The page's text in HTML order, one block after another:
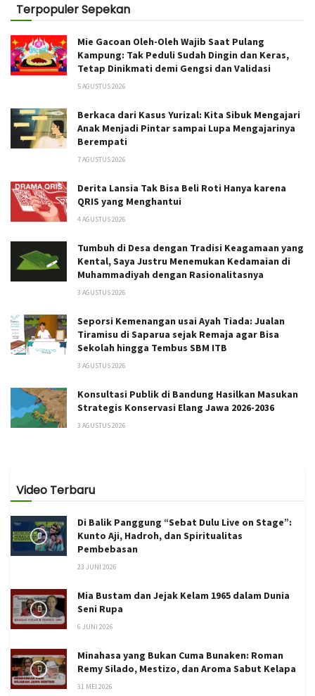
Terpopuler Sepekan
Mie Gacoan Oleh-Oleh Wajib Saat Pulang
Kampung: Tak Peduli Sudah Dingin dan Keras,
Tetap Dinikmati demi Gengsi dan Validasi
5 AGUSTUS 2026
Berkaca dari Kasus Yurizal: Kita Sibuk Mengajari
Anak Menjadi Pintar sampai Lupa Mengajarinya
Berempati
7 AGUSTUS 2026
Derita Lansia Tak Bisa Beli Roti Hanya karena
QRIS yang Menghantui
4 AGUSTUS 2026
Tumbuh di Desa dengan Tradisi Keagamaan yang
Kental, Saya Justru Menemukan Kedamaian di
Muhammadiyah dengan Rasionalitasnya
3 AGUSTUS 2026
Seporsi Kemenangan usai Ayah Tiada: Jualan
Tiramisu di Saparua sejak Remaja agar Bisa
Sekolah hingga Tembus SBM ITB
3 AGUSTUS 2026
Konsultasi Publik di Bandung Hasilkan Masukan
Strategis Konservasi Elang Jawa 2026-2036
3 AGUSTUS 2026
Video Terbaru
Di Balik Panggung “Sebat Dulu Live on Stage”:
Kunto Aji, Hadroh, dan Spiritualitas
Pembebasan
23 JUNI 2026
Mia Bustam dan Jejak Kelam 1965 dalam Dunia
Seni Rupa
6 JUNI 2026
Minahasa yang Bukan Cuma Bunaken: Roman
Remy Silado, Mestizo, dan Aroma Sabut Kelapa
31 MEI 2026